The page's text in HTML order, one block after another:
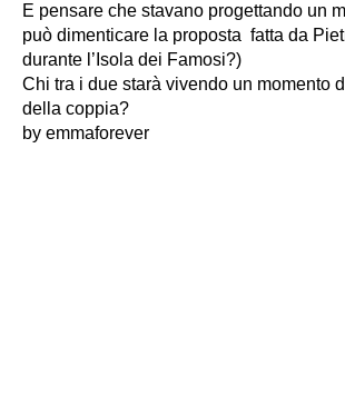
E pensare che stavano progettando un
può dimenticare la proposta fatta da
durante l’Isola dei Famosi?)
Chi tra i due starà vivendo un momento
della coppia?
by emmaforever